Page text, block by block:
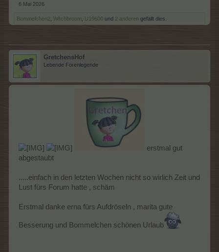
6 Mai 2026
Bommelchen2 Witchbroom U19600 und 2 anderen gefällt dies.
GretchensHof
Lebende Forenlegende
erstmal gut
abgestaubt
.....einfach in den letzten Wochen nicht so wirlich Zeit und
Lust fürs Forum hatte , schäm
Erstmal danke erna fürs Aufdröseln , marita gute
Besserung und Bommelchen schönen Urlaub